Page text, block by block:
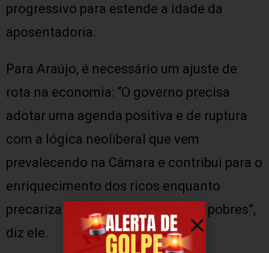
progressivo para estende a idade da
aposentadoria.
Para Araújo, é necessário um ajuste de
rota na economia: “O governo precisa
adotar uma agenda positiva e de ruptura
com a lógica neoliberal que vem
prevalecendo na Câmara e contribui para o
enriquecimento dos ricos enquanto
precariza o trabalhador e os mais pobres”,
diz ele.